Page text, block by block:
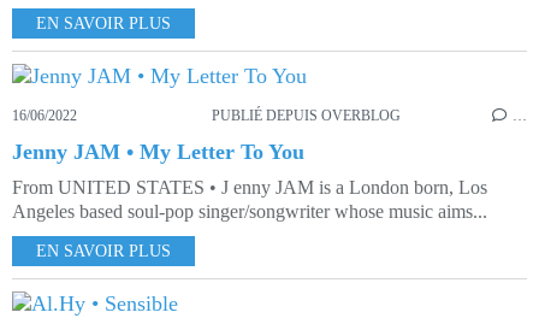
EN SAVOIR PLUS
16/06/2022 PUBLIÉ DEPUIS OVERBLOG
Jenny JAM • My Letter To You
From UNITED STATES • J enny JAM is a London born, Los
Angeles based soul-pop singer/songwriter whose music aims...
EN SAVOIR PLUS